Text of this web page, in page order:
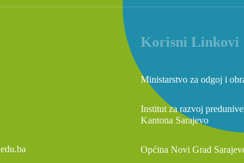
Korisni Linkovi
Ministarstvo za odgoj i
Institut za razvoj
Kantona Sarajevo
Općina Novi Grad